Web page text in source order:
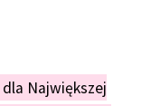
Największej